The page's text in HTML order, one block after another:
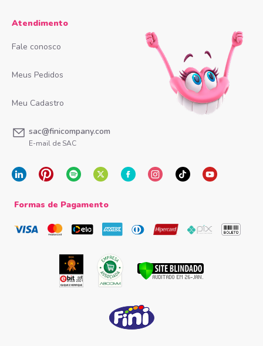
Atendimento
Fale conosco
Meus Pedidos
Meu Cadastro
sac@finicompany.com
E-mail de SAC
Formas de Pagamento